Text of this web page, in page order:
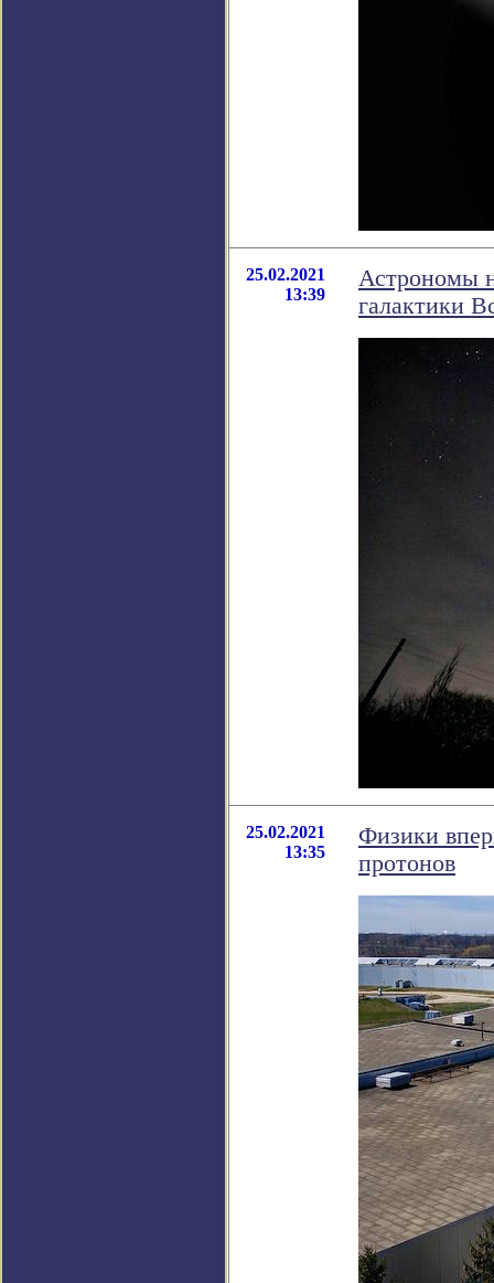
25.02.2021
13:39
Астрономы
галактики
25.02.2021
13:35
Физики
протонов